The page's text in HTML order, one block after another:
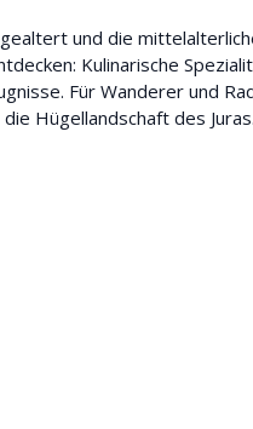
und die
Kulinarische
Für Wanderer und
Hügellandschaft des